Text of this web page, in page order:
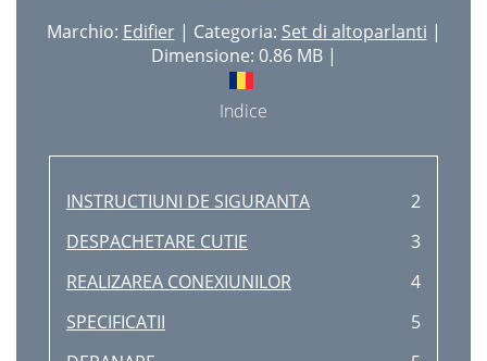
Marchio: Edifier| Categoria: Set di altoparlanti |
Dimensione: 0.86 MB |
Indice
INSTRUCTIUNI DE SIGURANTA
2
DESPACHETARE CUTIE
3
REALIZAREA CONEXIUNILOR
4
SPECIFICATII
5